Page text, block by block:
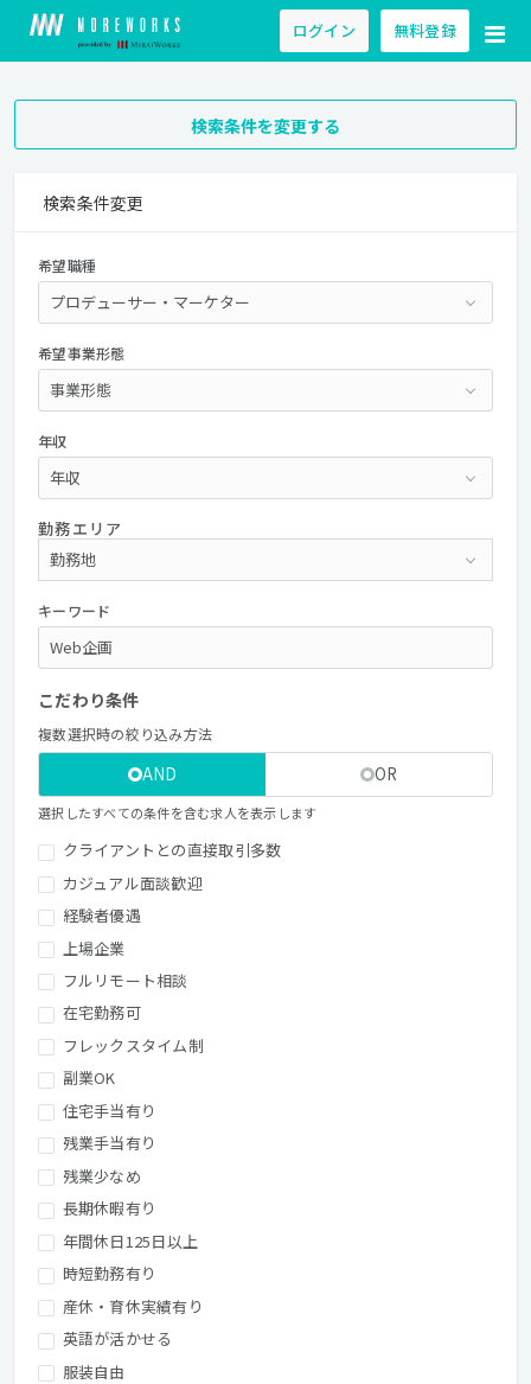
ログイン 無料登録
検索条件を変更する
検索条件変更
希望職種
希望事業形態
年収
勤務エリア
キーワード
こだわり条件
複数選択時の絞り込み方法
AND OR
選択したすべての条件を含む求人を表示します
クライアントとの直接取引多数
カジュアル面談歓迎
経験者優遇
上場企業
フルリモート相談
在宅勤務可
フレックスタイム制
副業OK
住宅手当有り
残業手当有り
残業少なめ
長期休暇有り
年間休日125日以上
時短勤務有り
産休・育休実績有り
英語が活かせる
服装自由